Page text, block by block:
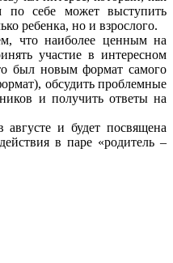
по себе может выступить
ребенка, но и взрослого.
наиболее ценным на
участие в интересном
был новым формат самого
обсудить проблемные
и получить ответы на
августе и будет посвящена
в паре «родитель –